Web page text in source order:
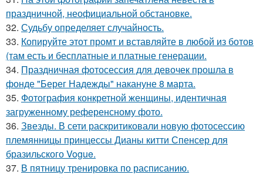
праздничной, неофициальной обстановке.
32. Судьбу определяет случайность.
33. Копируйте этот промт и вставляйте в любой из ботов
(там есть и бесплатные и платные генерации.
34. Праздничная фотосессия для девочек прошла в
фонде "Берег Надежды" накануне 8 марта.
35. Фотография конкретной женщины, идентичная
загруженному референсному фото.
36. Звезды. В сети раскритиковали новую фотосессию
племянницы принцессы Дианы китти Спенсер для
бразильского Vogue.
37. В пятницу тренировка по расписанию.